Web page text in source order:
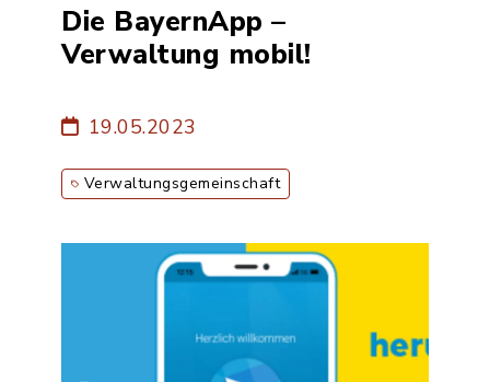
Die BayernApp –
Verwaltung mobil!
19.05.2023
Verwaltungsgemeinschaft